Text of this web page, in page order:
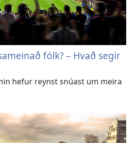
fólk? – Hvað segir
hefur reynst snúast um meira